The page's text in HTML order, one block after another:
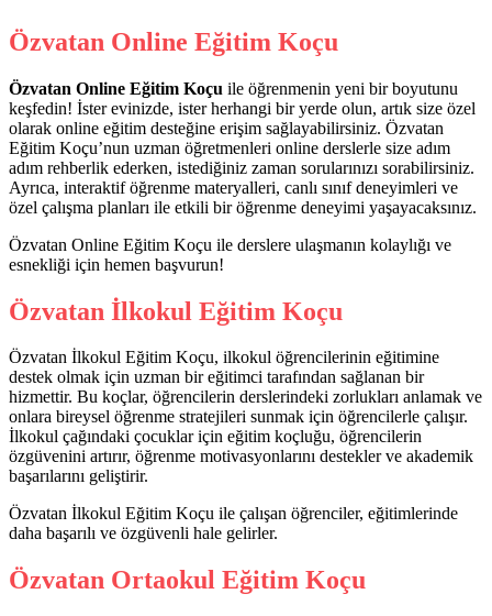
Özvatan Online Eğitim Koçu
Özvatan Online Eğitim Koçu ile öğrenmenin yeni bir boyutunu
keşfedin! İster evinizde, ister herhangi bir yerde olun, artık size özel
olarak online eğitim desteğine erişim sağlayabilirsiniz. Özvatan
Eğitim Koçu’nun uzman öğretmenleri online derslerle size adım
adım rehberlik ederken, istediğiniz zaman sorularınızı sorabilirsiniz.
Ayrıca, interaktif öğrenme materyalleri, canlı sınıf deneyimleri ve
özel çalışma planları ile etkili bir öğrenme deneyimi yaşayacaksınız.
Özvatan Online Eğitim Koçu ile derslere ulaşmanın kolaylığı ve
esnekliği için hemen başvurun!
Özvatan İlkokul Eğitim Koçu
Özvatan İlkokul Eğitim Koçu, ilkokul öğrencilerinin eğitimine
destek olmak için uzman bir eğitimci tarafından sağlanan bir
hizmettir. Bu koçlar, öğrencilerin derslerindeki zorlukları anlamak ve
onlara bireysel öğrenme stratejileri sunmak için öğrencilerle çalışır.
İlkokul çağındaki çocuklar için eğitim koçluğu, öğrencilerin
özgüvenini artırır, öğrenme motivasyonlarını destekler ve akademik
başarılarını geliştirir.
Özvatan İlkokul Eğitim Koçu ile çalışan öğrenciler, eğitimlerinde
daha başarılı ve özgüvenli hale gelirler.
Özvatan Ortaokul Eğitim Koçu